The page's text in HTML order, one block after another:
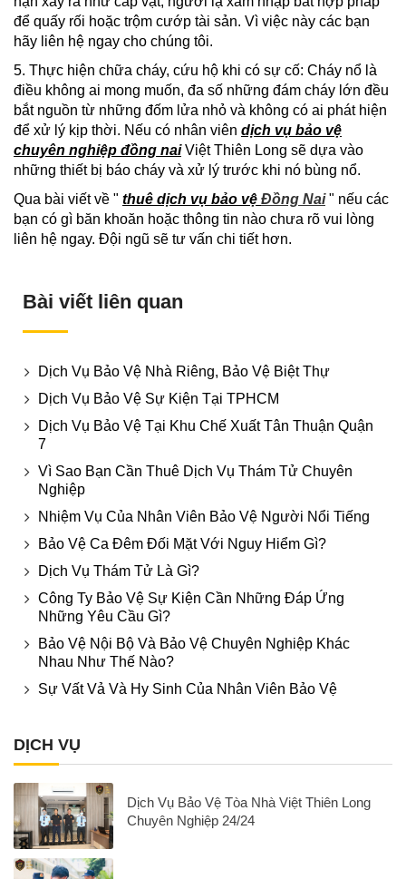
để quấy rối hoặc trộm cướp tài sản. Vì việc này các bạn
hãy liên hệ ngay cho chúng tôi.
5. Thực hiện chữa cháy, cứu hộ khi có sự cố: Cháy nổ là
điều không ai mong muốn, đa số những đám cháy lớn đều
bắt nguồn từ những đốm lửa nhỏ và không có ai phát hiện
để xử lý kịp thời. Nếu có nhân viên dịch vụ bảo vệ
chuyên nghiệp đồng naiViệt Thiên Long sẽ dựa vào
những thiết bị báo cháy và xử lý trước khi nó bùng nổ.
Qua bài viết về " thuê dịch vụ bảo vệ Đồng Nai" nếu các
bạn có gì băn khoăn hoặc thông tin nào chưa rõ vui lòng
liên hệ ngay. Đội ngũ sẽ tư vấn chi tiết hơn.
Bài viết liên quan
Dịch Vụ Bảo Vệ Nhà Riêng, Bảo Vệ Biệt Thự
Dịch Vụ Bảo Vệ Sự Kiện Tại TPHCM
Dịch Vụ Bảo Vệ Tại Khu Chế Xuất Tân Thuận Quận
7
Vì Sao Bạn Cần Thuê Dịch Vụ Thám Tử Chuyên
Nghiệp
Nhiệm Vụ Của Nhân Viên Bảo Vệ Người Nổi Tiếng
Bảo Vệ Ca Đêm Đối Mặt Với Nguy Hiểm Gì?
Dịch Vụ Thám Tử Là Gì?
Công Ty Bảo Vệ Sự Kiện Cần Những Đáp Ứng
Những Yêu Cầu Gì?
Bảo Vệ Nội Bộ Và Bảo Vệ Chuyên Nghiệp Khác
Nhau Như Thế Nào?
Sự Vất Vả Và Hy Sinh Của Nhân Viên Bảo Vệ
DỊCH VỤ
Dịch Vụ Bảo Vệ Tòa Nhà Việt Thiên Long
Chuyên Nghiệp 24/24